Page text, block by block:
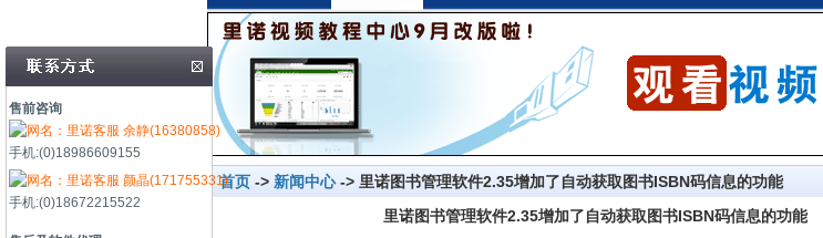
首页 -> 新闻中心-> 里诺图书管理软件2.35增加了自动获取图书ISBN码信息的功能
里诺图书管理软件2.35增加了自动获取图书ISBN码信息的功能
售前咨询
余静(16380858)
手机:(0)18986609155
颜晶(171755331)
手机:(0)18672215522